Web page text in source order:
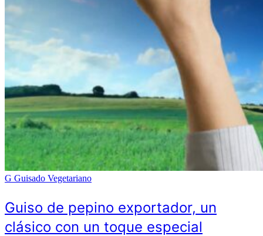
G Guisado Vegetariano
Guiso de pepino exportador, un
clásico con un toque especial